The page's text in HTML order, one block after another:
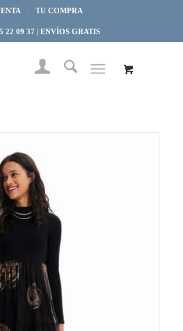
TU COMPRA
22 09 37 | ENVÍOS GRATIS